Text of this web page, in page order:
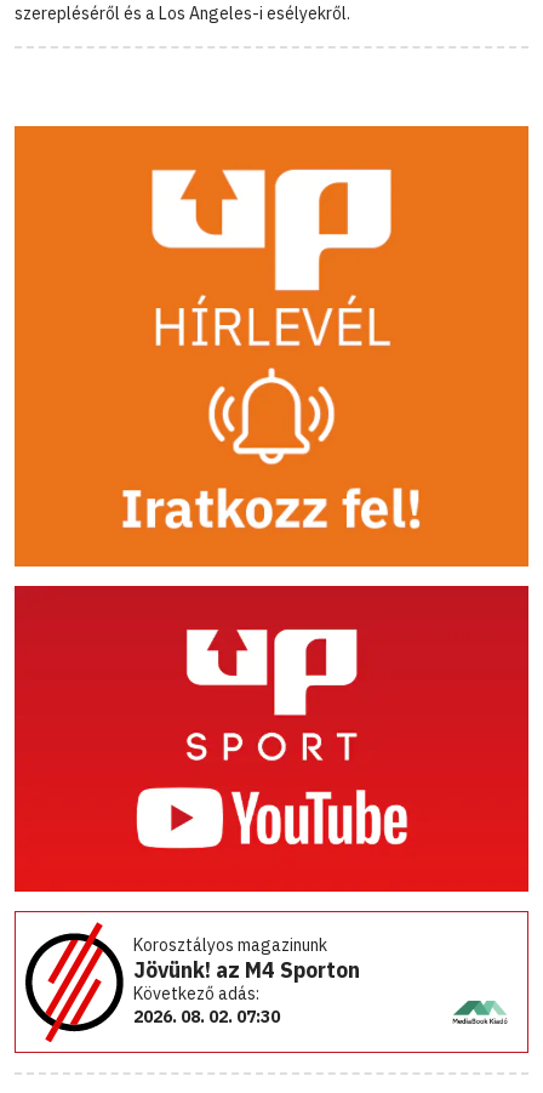
szerepléséről és a Los Angeles-i esélyekről.
Korosztályos magazinunk
Jövünk! az M4 Sporton
Következő adás:
2026. 08. 02. 07:30